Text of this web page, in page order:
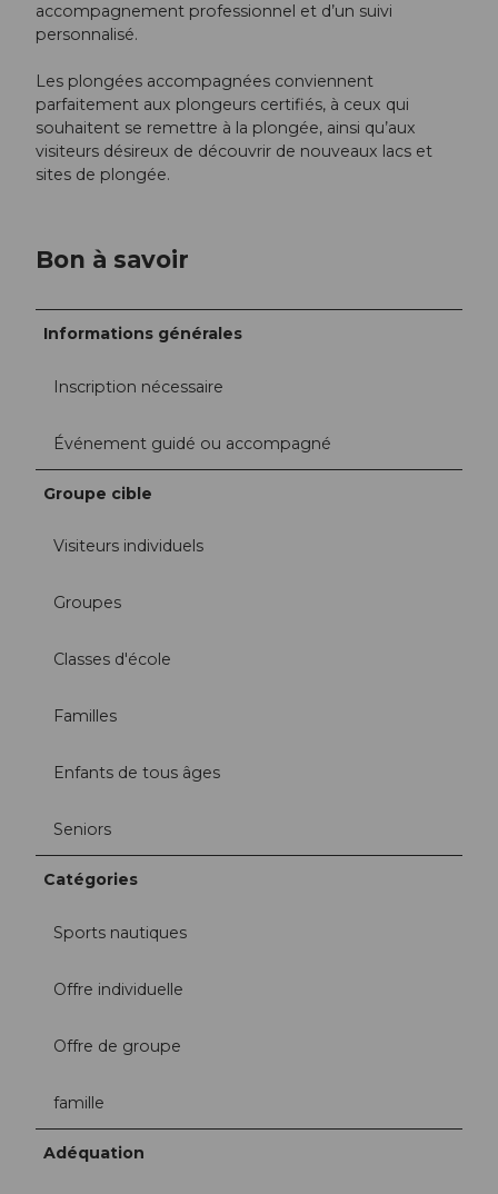
accompagnement professionnel et d’un suivi
personnalisé.
Les plongées accompagnées conviennent
parfaitement aux plongeurs certifiés, à ceux qui
souhaitent se remettre à la plongée, ainsi qu’aux
visiteurs désireux de découvrir de nouveaux lacs et
sites de plongée.
Bon à savoir
Informations générales
Inscription nécessaire
Événement guidé ou accompagné
Groupe cible
Visiteurs individuels
Groupes
Classes d'école
Familles
Enfants de tous âges
Seniors
Catégories
Sports nautiques
Offre individuelle
Offre de groupe
famille
Adéquation